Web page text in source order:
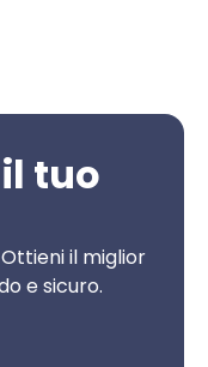
tuo
il miglior
e sicuro.